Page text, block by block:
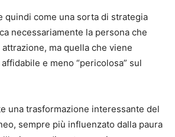
quindi come una sorta di strategia
necessariamente la persona che
ma quella che viene
e meno “pericolosa” sul
una trasformazione interessante del
sempre più influenzato dalla paura